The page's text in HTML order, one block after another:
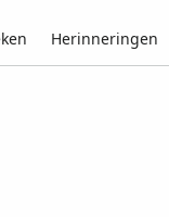
Herinneringen